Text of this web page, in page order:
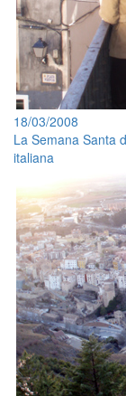
18/03/2008
La Semana Santa
italiana